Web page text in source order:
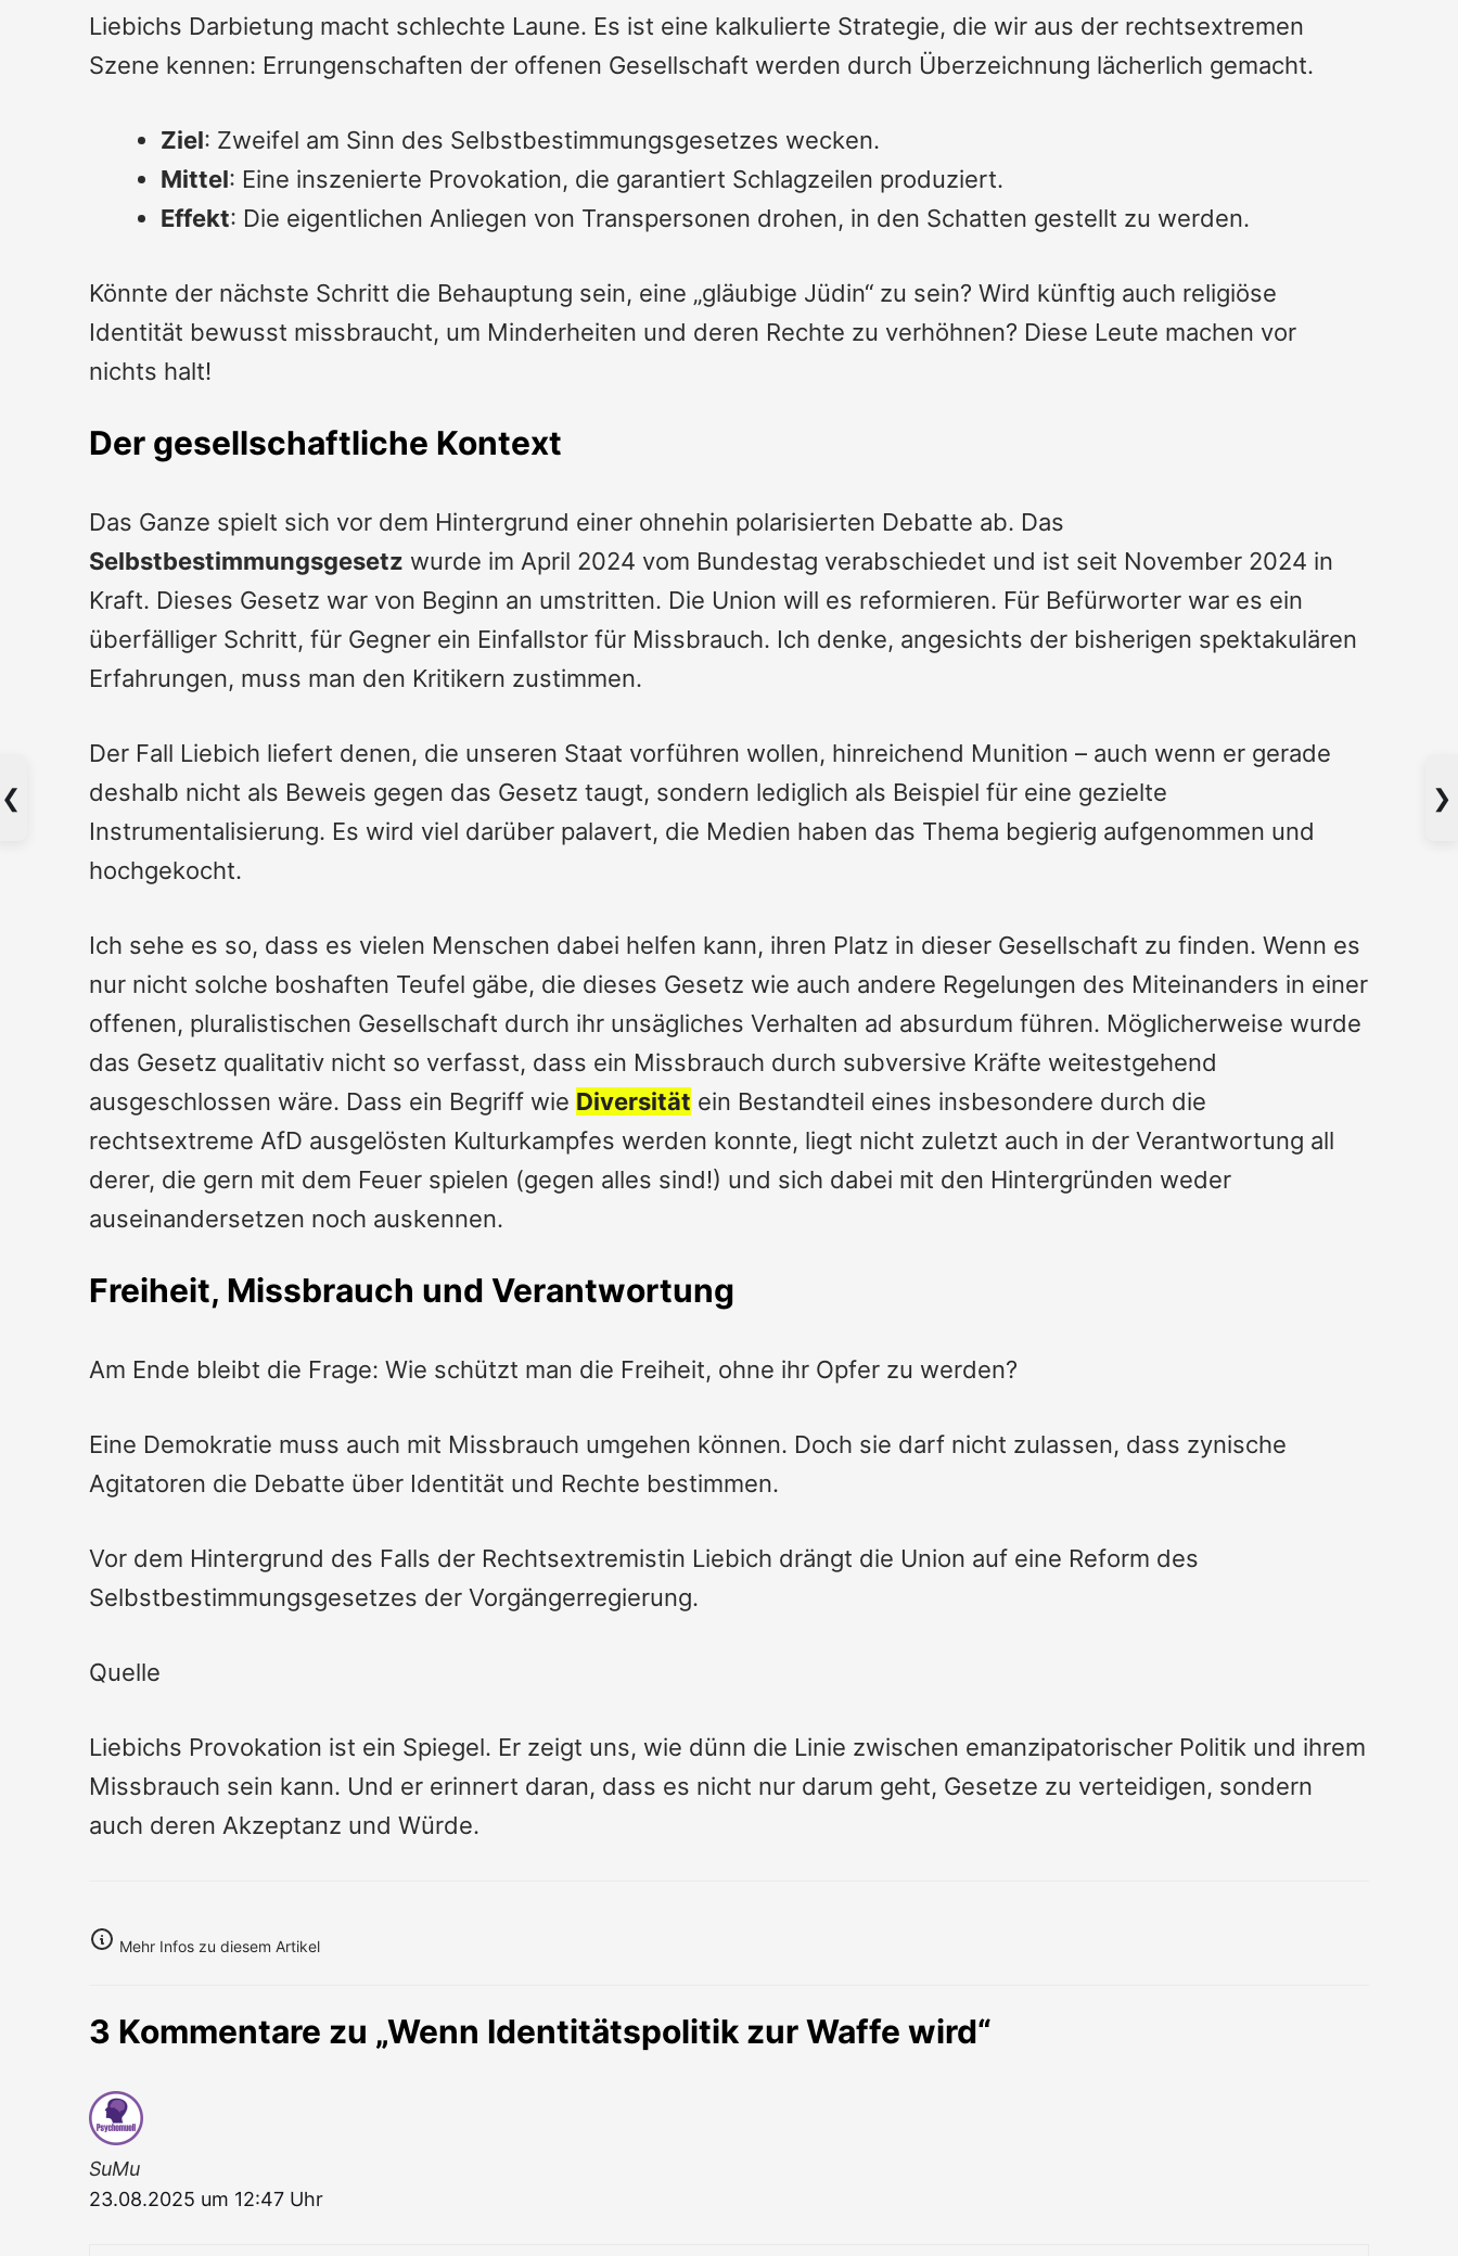
Liebichs Darbietung macht schlechte Laune. Es ist eine kalkulierte Strategie, die wir aus der rechtsextremen
Szene kennen: Errungenschaften der offenen Gesellschaft werden durch Überzeichnung lächerlich gemacht.
Ziel: Zweifel am Sinn des Selbstbestimmungsgesetzes wecken.
Mittel: Eine inszenierte Provokation, die garantiert Schlagzeilen produziert.
Effekt: Die eigentlichen Anliegen von Transpersonen drohen, in den Schatten gestellt zu werden.
Könnte der nächste Schritt die Behauptung sein, eine „gläubige Jüdin“ zu sein? Wird künftig auch religiöse
Identität bewusst missbraucht, um Minderheiten und deren Rechte zu verhöhnen? Diese Leute machen vor
nichts halt!
Der gesellschaftliche Kontext
Das Ganze spielt sich vor dem Hintergrund einer ohnehin polarisierten Debatte ab. Das
Selbstbestimmungsgesetz wurde im April 2024 vom Bundestag verabschiedet und ist seit November 2024 in
Kraft. Dieses Gesetz war von Beginn an umstritten. Die Union will es reformieren. Für Befürworter war es ein
überfälliger Schritt, für Gegner ein Einfallstor für Missbrauch. Ich denke, angesichts der bisherigen spektakulären
Erfahrungen, muss man den Kritikern zustimmen.
Der Fall Liebich liefert denen, die unseren Staat vorführen wollen, hinreichend Munition – auch wenn er gerade
deshalb nicht als Beweis gegen das Gesetz taugt, sondern lediglich als Beispiel für eine gezielte
Instrumentalisierung. Es wird viel darüber palavert, die Medien haben das Thema begierig aufgenommen und
hochgekocht.
Ich sehe es so, dass es vielen Menschen dabei helfen kann, ihren Platz in dieser Gesellschaft zu finden. Wenn es
nur nicht solche boshaften Teufel gäbe, die dieses Gesetz wie auch andere Regelungen des Miteinanders in einer
offenen, pluralistischen Gesellschaft durch ihr unsägliches Verhalten ad absurdum führen. Möglicherweise wurde
das Gesetz qualitativ nicht so verfasst, dass ein Missbrauch durch subversive Kräfte weitestgehend
ausgeschlossen wäre. Dass ein Begriff wie Diversität ein Bestandteil eines insbesondere durch die
rechtsextreme AfD ausgelösten Kulturkampfes werden konnte, liegt nicht zuletzt auch in der Verantwortung all
derer, die gern mit dem Feuer spielen (gegen alles sind!) und sich dabei mit den Hintergründen weder
auseinandersetzen noch auskennen.
Freiheit, Missbrauch und Verantwortung
Am Ende bleibt die Frage: Wie schützt man die Freiheit, ohne ihr Opfer zu werden?
Eine Demokratie muss auch mit Missbrauch umgehen können. Doch sie darf nicht zulassen, dass zynische
Agitatoren die Debatte über Identität und Rechte bestimmen.
Vor dem Hintergrund des Falls der Rechtsextremistin Liebich drängt die Union auf eine Reform des
Selbstbestimmungsgesetzes der Vorgängerregierung.
Quelle
Liebichs Provokation ist ein Spiegel. Er zeigt uns, wie dünn die Linie zwischen emanzipatorischer Politik und ihrem
Missbrauch sein kann. Und er erinnert daran, dass es nicht nur darum geht, Gesetze zu verteidigen, sondern
auch deren Akzeptanz und Würde.
Mehr Infos zu diesem Artikel
3 Kommentare zu „Wenn Identitätspolitik zur Waffe wird“
SuMu
23.08.2025 um 12:47 Uhr
❮ ❯